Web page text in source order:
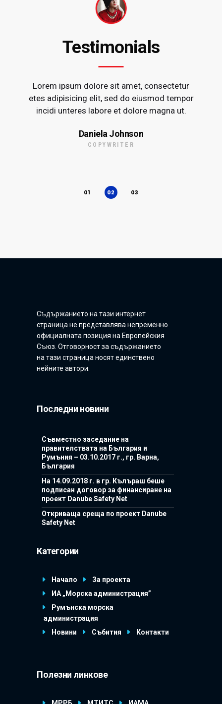
Testimonials
Lorem ipsum dolore sit amet, consectetur
etes adipisicing elit, sed do eiusmod tempor
incidi unteres labore et dolore magna ut.
Daniela Johnson
COPYWRITER
Съдържанието на тази интернет
страница не представлява непременно
официалната позиция на Европейския
Съюз. Отговорност за съдържанието
на тази страница носят единствено
нейните автори.
Последни новини
Съвместно заседание на
правителствата на България и
Румъния – 03.10.2017 г., гр. Варна,
България
На 14.09.2018 г. в гр. Кълъраш беше
подписан договор за финансиране на
проект Danube Safety Net
Откриваща среща по проект Danube
Safety Net
Категории
Начало
За проекта
ИА „Морска администрация”
Румънска морска
администрация
Новини
Събития Контакти
Полезни линкове